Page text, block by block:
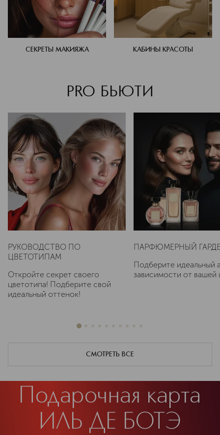
СЕКРЕТЫ МАКИЯЖА КАБИНЫ КРАСОТЫ
PRO БЬЮТИ
РУКОВОДСТВО ПО
ЦВЕТОТИПАМ
Откройте секрет своего
цветотипа! Подберите свой
идеальный оттенок!
ПАРФЮМЕРНЫЙ
Подберите идеальный
зависимости от вашей
СМОТРЕТЬ ВСЕ
Подарочная карта
ИЛЬ ДЕ БОТЭ